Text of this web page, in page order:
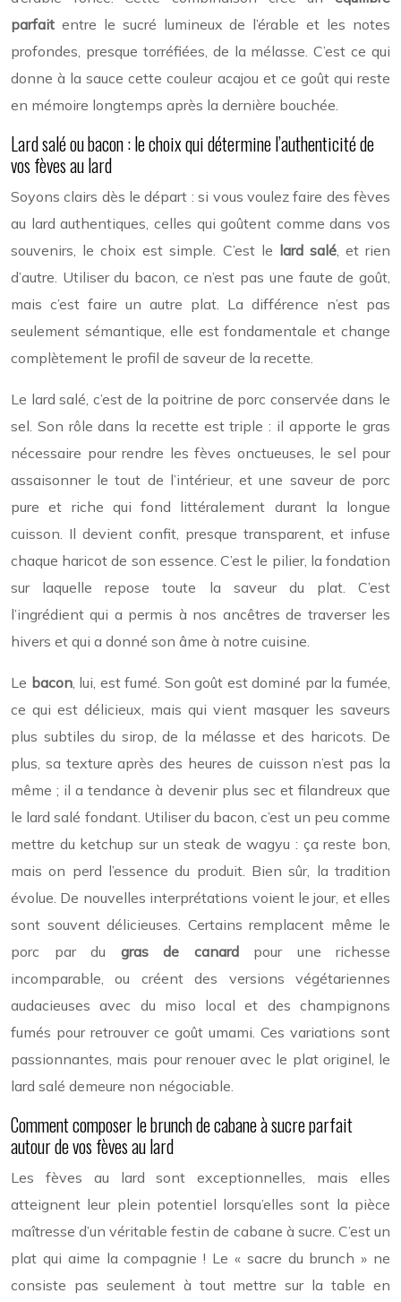
parfait entre le sucré lumineux de l’érable et les notes
profondes, presque torréfiées, de la mélasse. C’est ce qui
donne à la sauce cette couleur acajou et ce goût qui reste
en mémoire longtemps après la dernière bouchée.
Lard salé ou bacon : le choix qui détermine l’authenticité de
vos fèves au lard
Soyons clairs dès le départ : si vous voulez faire des fèves
au lard authentiques, celles qui goûtent comme dans vos
souvenirs, le choix est simple. C’est le lard salé, et rien
d’autre. Utiliser du bacon, ce n’est pas une faute de goût,
mais c’est faire un autre plat. La différence n’est pas
seulement sémantique, elle est fondamentale et change
complètement le profil de saveur de la recette.
Le lard salé, c’est de la poitrine de porc conservée dans le
sel. Son rôle dans la recette est triple : il apporte le gras
nécessaire pour rendre les fèves onctueuses, le sel pour
assaisonner le tout de l’intérieur, et une saveur de porc
pure et riche qui fond littéralement durant la longue
cuisson. Il devient confit, presque transparent, et infuse
chaque haricot de son essence. C’est le pilier, la fondation
sur laquelle repose toute la saveur du plat. C’est
l’ingrédient qui a permis à nos ancêtres de traverser les
hivers et qui a donné son âme à notre cuisine.
Le bacon, lui, est fumé. Son goût est dominé par la fumée,
ce qui est délicieux, mais qui vient masquer les saveurs
plus subtiles du sirop, de la mélasse et des haricots. De
plus, sa texture après des heures de cuisson n’est pas la
même ; il a tendance à devenir plus sec et filandreux que
le lard salé fondant. Utiliser du bacon, c’est un peu comme
mettre du ketchup sur un steak de wagyu : ça reste bon,
mais on perd l’essence du produit. Bien sûr, la tradition
évolue. De nouvelles interprétations voient le jour, et elles
sont souvent délicieuses. Certains remplacent même le
porc par du gras de canardpour une richesse
incomparable, ou créent des versions végétariennes
audacieuses avec du miso local et des champignons
fumés pour retrouver ce goût umami. Ces variations sont
passionnantes, mais pour renouer avec le plat originel, le
lard salé demeure non négociable.
Comment composer le brunch de cabane à sucre parfait
autour de vos fèves au lard
Les fèves au lard sont exceptionnelles, mais elles
atteignent leur plein potentiel lorsqu’elles sont la pièce
maîtresse d’un véritable festin de cabane à sucre. C’est un
plat qui aime la compagnie ! Le « sacre du brunch » ne
consiste pas seulement à tout mettre sur la table en